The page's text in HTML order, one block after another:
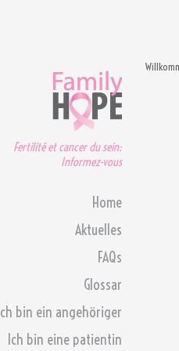
Fertilité et cancer du sein:
Informez-vous
Home
Aktuelles
FAQs
Glossar
Ich bin ein angehöriger
Ich bin eine patientin